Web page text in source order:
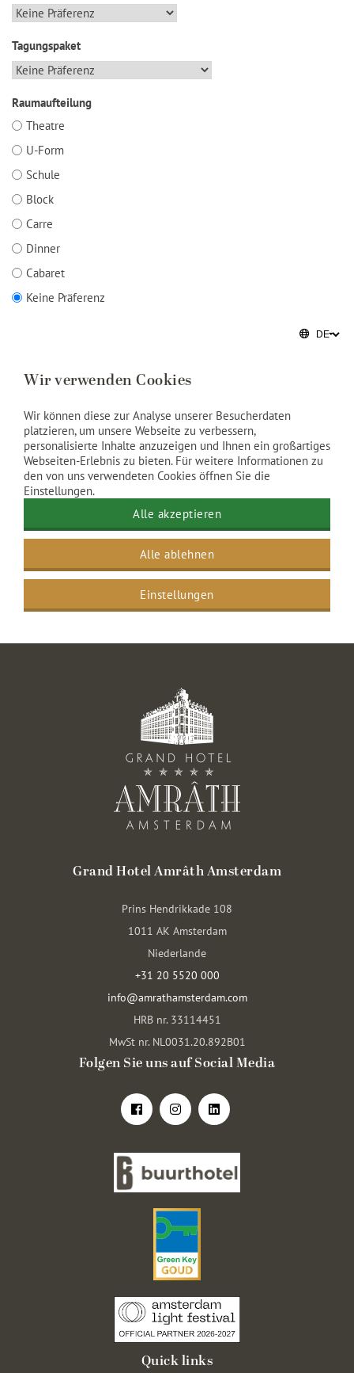
Tagungspaket
Raumaufteilung
Theatre
U-Form
Schule
Block
Carre
Dinner
Cabaret
Keine Präferenz
Grand Hotel Amrâth Amsterdam > Tagungen > Anfrage Informationen
Grand Hotel Amrâth Amsterdam
Prins Hendrikkade 108
1011 AK Amsterdam
Niederlande
+31 20 5520 000
info@amrathamsterdam.com
HRB nr. 33114451
MwSt nr. NL0031.20.892B01
Folgen Sie uns auf Social Media
Quick links
Wir verwenden Cookies
Wir können diese zur Analyse unserer Besucherdaten
platzieren, um unsere Webseite zu verbessern,
personalisierte Inhalte anzuzeigen und Ihnen ein großartiges
Webseiten-Erlebnis zu bieten. Für weitere Informationen zu
den von uns verwendeten Cookies öffnen Sie die
Einstellungen.
Alle akzeptieren
Alle ablehnen
Einstellungen